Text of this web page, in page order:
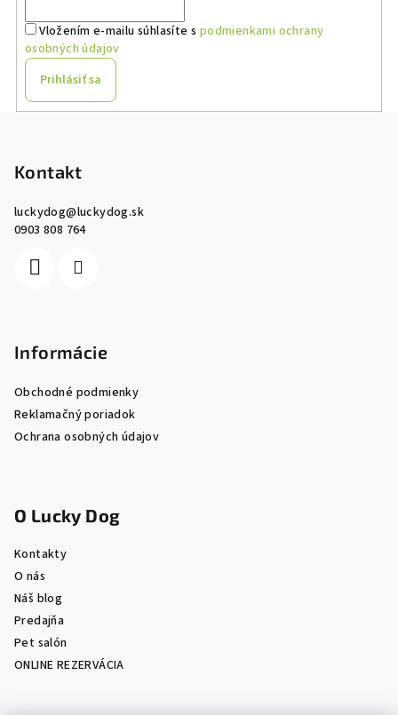
Vložením e-mailu súhlasíte s podmienkami ochrany
osobných údajov
Prihlásiť sa
Kontakt
luckydog@luckydog.sk
0903 808 764
Informácie
Obchodné podmienky
Reklamačný poriadok
Ochrana osobných údajov
O Lucky Dog
Kontakty
O nás
Náš blog
Predajňa
Pet salón
ONLINE REZERVÁCIA